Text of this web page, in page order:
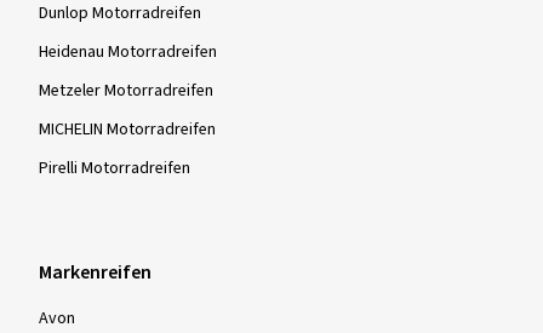
Dunlop Motorradreifen
Heidenau Motorradreifen
Metzeler Motorradreifen
MICHELIN Motorradreifen
Pirelli Motorradreifen
Markenreifen
Avon